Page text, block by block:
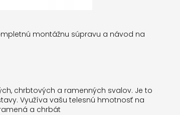
montážnu súpravu a návod na
chrbtových a ramenných svalov. Je to
Využíva vašu telesnú hmotnosť na
a chrbát